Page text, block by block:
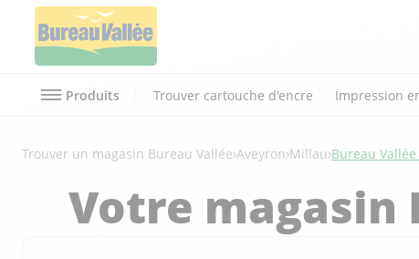
Produits Trouver cartouche d'encre Impression
Trouver un magasin Bureau Vallée Aveyron Millau Bureau
Votre magasin